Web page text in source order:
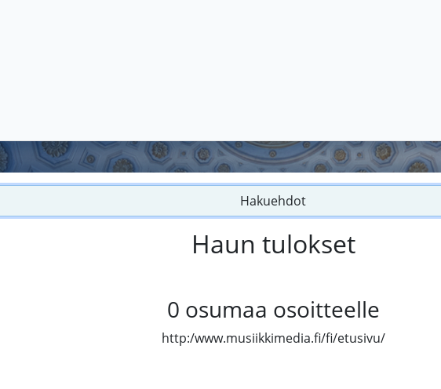
Hakuehdot
Haun tulokset
0 osumaa osoitteelle
http:/www.musiikkimedia.fi/fi/etusivu/